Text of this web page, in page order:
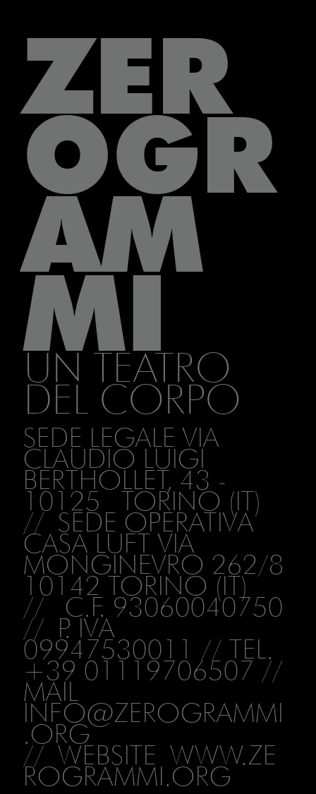
ZER
OGR
AM
MI
UN TEATRO
DEL CORPO
SEDE LEGALE VIA
CLAUDIO LUIGI
BERTHOLLET, 43 -
10125 TORINO (IT)
// SEDE OPERATIVA
CASA LUFT VIA
MONGINEVRO 262/8
10142 TORINO (IT)
// C.F. 93060040750
// P. IVA
09947530011 // TEL.
+39 01119706507 //
MAIL
INFO@ZEROGRAMMI
.ORG
// WEBSITE WWW.ZE
ROGRAMMI.ORG